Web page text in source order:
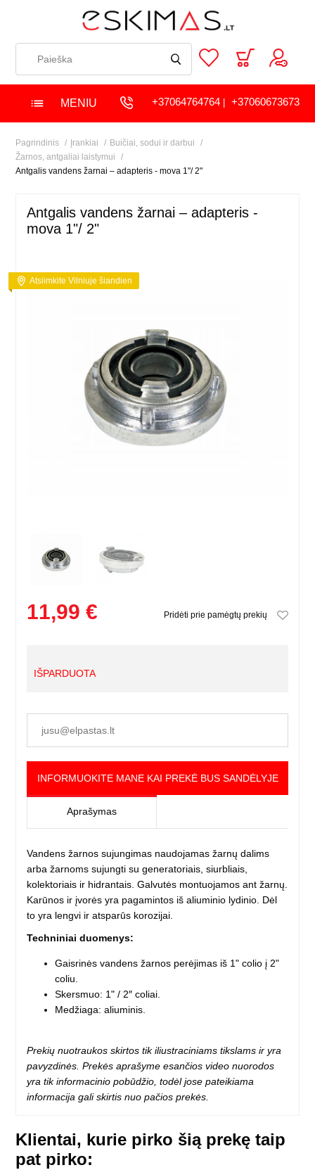
MENIU +37064764764| +37060673673
Pagrindinis Įrankiai
Buičiai, sodui ir darbui
Žarnos, antgaliai laistymui
Antgalis vandens žarnai – adapteris - mova 1"/ 2"
Antgalis vandens žarnai – adapteris -
mova 1"/ 2"
Atsiimkite Vilniuje šiandien
11,99 € Pridėti prie pamėgtų prekių
IŠPARDUOTA
INFORMUOKITE MANE KAI PREKĖ BUS SANDĖLYJE
Aprašymas
Vandens žarnos sujungimas naudojamas žarnų dalims
arba žarnoms sujungti su generatoriais, siurbliais,
kolektoriais ir hidrantais. Galvutės montuojamos ant žarnų.
Karūnos ir įvorės yra pagamintos iš aliuminio lydinio. Dėl
to yra lengvi ir atsparūs korozijai.
Techniniai duomenys:
Gaisrinės vandens žarnos perėjimas iš 1" colio į 2"
coliu.
Skersmuo: 1" / 2″ coliai.
Medžiaga: aliuminis.
Prekių nuotraukos skirtos tik iliustraciniams tikslams ir yra
pavyzdinės. Prekės aprašyme esančios video nuorodos
yra tik informacinio pobūdžio, todėl jose pateikiama
informacija gali skirtis nuo pačios prekės.
Klientai, kurie pirko šią prekę taip
pat pirko: